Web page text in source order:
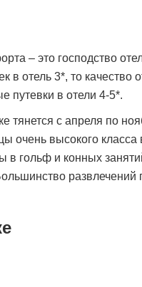
– это господство
в отель 3*, то
путевки в отели 4-5*.
тянется с апреля по
очень высокого
гольф и конных
развлечений